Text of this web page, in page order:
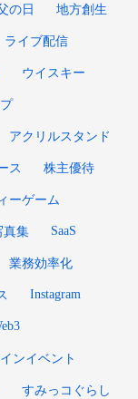
の日 地方創生
ライブ配信
ウイスキー
アクリルスタンド
ス 株主優待
ーゲーム
真集 SaaS
業務効率化
Instagram
ンイベント
すみっコぐらし